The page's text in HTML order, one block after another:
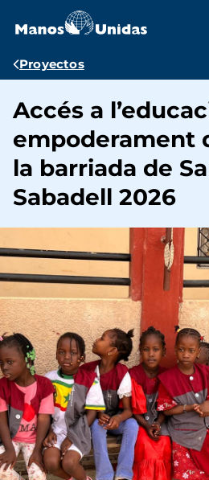
contenido
Ruta
navegación
Proyectos
Accés a
empoderament
la barriada de
Sabadell 2026